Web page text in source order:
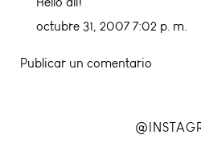
octubre 31, 2007 7:02 p. m.
Publicar un comentario